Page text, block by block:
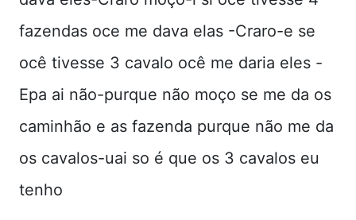
fazendas oce me dava elas -Craro-e se
ocê tivesse 3 cavalo ocê me daria eles -
Epa ai não-purque não moço se me da os
caminhão e as fazenda purque não me da
os cavalos-uai so é que os 3 cavalos eu
tenho